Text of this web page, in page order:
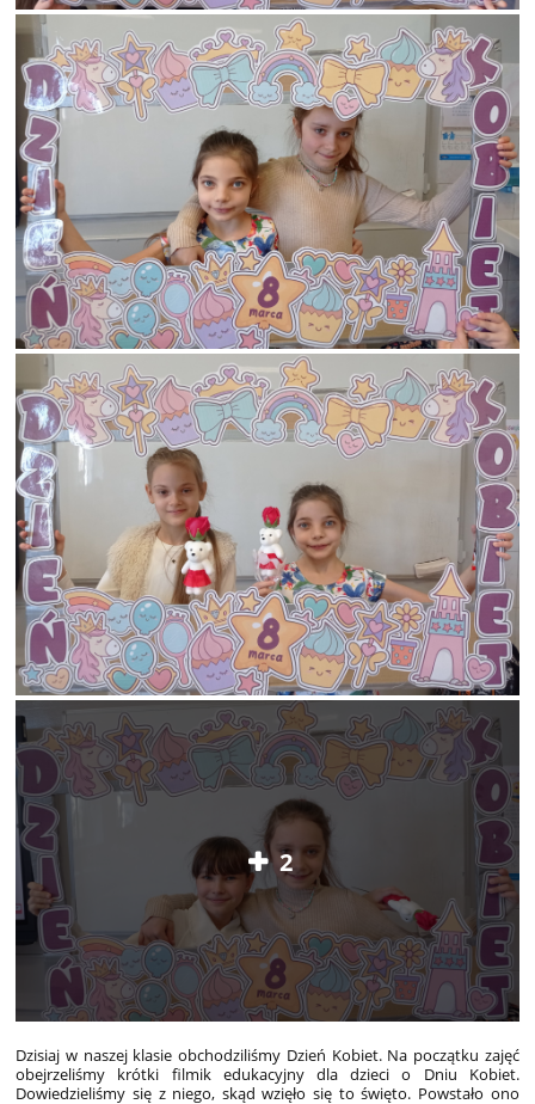
2
Dzisiaj w naszej klasie obchodziliśmy Dzień Kobiet. Na początku zajęć
obejrzeliśmy krótki filmik edukacyjny dla dzieci o Dniu Kobiet.
Dowiedzieliśmy się z niego, skąd wzięło się to święto. Powstało ono